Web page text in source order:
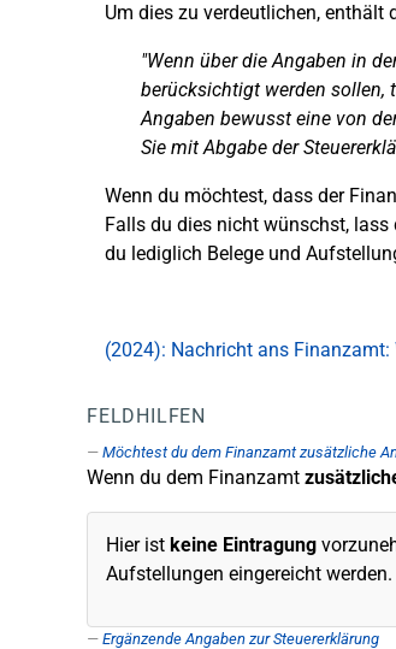
Um dies zu verdeutlichen,
"Wenn über die Angaben in
berücksichtigt werden sollen,
Angaben bewusst eine von
Sie mit Abgabe der
Wenn du möchtest, dass der
Falls du dies nicht wünschst, lass
du lediglich Belege und
(2024): Nachricht ans Finanzamt:
FELDHILFEN
Möchtest du dem Finanzamt zusätzliche
Wenn du dem Finanzamt
Hier ist keine Eintragung
Aufstellungen eingereicht werden.
Ergänzende Angaben zur Steuererklärung